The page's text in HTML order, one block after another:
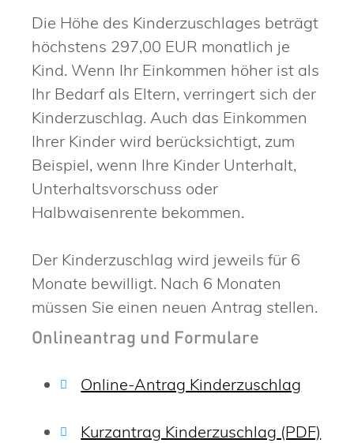
Die Höhe des Kinderzuschlages beträgt
höchstens 297,00 EUR monatlich je
Kind. Wenn Ihr Einkommen höher ist als
Ihr Bedarf als Eltern, verringert sich der
Kinderzuschlag. Auch das Einkommen
Ihrer Kinder wird berücksichtigt, zum
Beispiel, wenn Ihre Kinder Unterhalt,
Unterhaltsvorschuss oder
Halbwaisenrente bekommen.
Der Kinderzuschlag wird jeweils für 6
Monate bewilligt. Nach 6 Monaten
müssen Sie einen neuen Antrag stellen.
Onlineantrag und Formulare
Online-Antrag Kinderzuschlag
Kurzantrag Kinderzuschlag (PDF)